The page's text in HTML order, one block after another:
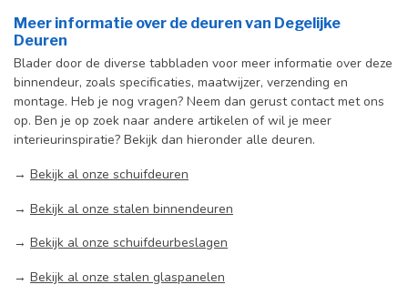
Meer informatie over de deuren van Degelijke
Deuren
Blader door de diverse tabbladen voor meer informatie over deze
binnendeur, zoals specificaties, maatwijzer, verzending en
montage. Heb je nog vragen? Neem dan gerust contact met ons
op. Ben je op zoek naar andere artikelen of wil je meer
interieurinspiratie? Bekijk dan hieronder alle deuren.
→ Bekijk al onze schuifdeuren
→ Bekijk al onze stalen binnendeuren
→ Bekijk al onze schuifdeurbeslagen
→ Bekijk al onze stalen glaspanelen